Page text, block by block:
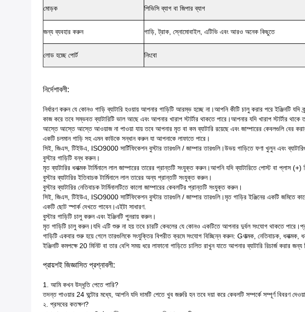
মোড়ক পিভিসি ব্যাগ বা জিপার ব্যাগ
জন্য ব্যবহার করুন গাড়ি, ট্রাক, স্নোমোবাইল, এটিভি এবং আরও অনেক কিছুতে
লোড হচ্ছে পোর্ট নিংবো
নির্দেশাবলী:
নির্ধারণ করুন যে কোনও গাড়ি ব্যাটারি হওয়ায় আপনার গাড়িটি আরম্ভ হচ্ছে না।আপনি কীটি চালু করার পরে ইঞ্জিনটি
কাজ করে তবে সম্ভবত ব্যাটারিটি ভাল আছে এবং আপনার খারাপ স্টার্টার থাকতে পারে।আপনার যদি খারাপ
আস্তে আস্তে আস্তে আওয়াজ না পাওয়া যায় তবে আপনার মৃত বা কম ব্যাটারি রয়েছে এবং জাম্পারের কেবলগুলি বের
একটি চলমান গাড়ি সহ এমন কাউকে সন্ধান করুন যা আপনাকে লাফাতে পারে।
সিই, জিএস, টিইউএ, ISO9000 সার্টিফিকেশন বুস্টার তারগুলি / জাম্পার তারগুলি।উভয় গাড়িতে ফণা খুলুন এবং
বুস্টার গাড়িটি বন্ধ করুন।
মৃত ব্যাটারির ধনাত্মক টার্মিনালে লাল জাম্পারের তারের প্রান্তটি সংযুক্ত করুন।আপনি যদি ব্যাটারিতে পোস্ট বা প্লাস
বুস্টার ব্যাটারির ইতিবাচক টার্মিনালে লাল তারের অন্য প্রান্তটি সংযুক্ত করুন।
বুস্টার ব্যাটারির নেতিবাচক টার্মিনালটিতে কালো জাম্পারের কেবলটির প্রান্তটি সংযুক্ত করুন।
সিই, জিএস, টিইউএ, ISO9000 সার্টিফিকেশন বুস্টার তারগুলি / জাম্পার তারগুলি।মৃত গাড়ির ইঞ্জিনের একটি
একটি ছোট স্পার্ক দেখতে পাবেন।এইটা সাধারণ.
বুস্টার গাড়িটি চালু করুন এবং ইঞ্জিনটি পুনরায় করুন।
মৃত গাড়িটি চালু করুন।যদি এটি শুরু না হয় তবে চারটি কেবলের যে কোনও একটিতে আপনার দুর্বল সংযোগ থাকতে
গাড়িটি একবার শুরু হয়ে গেলে তারগুলিকে সংযুক্তির বিপরীত ক্রমে সংযোগ বিচ্ছিন্ন করুন: Gণাত্মক, নেতিবাচক, ধনাত্মক,
ইঞ্জিনটি কমপক্ষে 20 মিনিট বা তার বেশি সময় ধরে লাফানো গাড়িতে চালিত রাখুন যাতে আপনার ব্যাটারি রিচার্জ করার জন্য
প্রায়শই জিজ্ঞাসিত প্রশ্নাবলী:
1. আমি কখন উদ্ধৃতি পেতে পারি?
তদন্ত পাওয়ার 24 ঘন্টাের মধ্যে, আপনি যদি দামটি পেতে খুব জরুরি হন তবে দয়া করে কেবলটি সম্পর্কে সম্পূর্ণ বিবরণ
২. প্রসবের কতক্ষণ?